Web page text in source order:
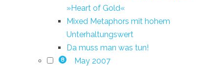
»Heart of Gold«
Mixed Metaphors mit hohem
Unterhaltungswert
Da muss man was tun!
8 May 2007